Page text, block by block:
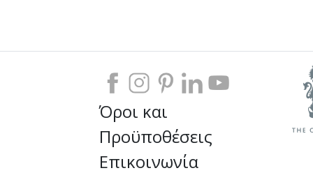
Όροι και
Προϋποθέσεις
Επικοινωνία